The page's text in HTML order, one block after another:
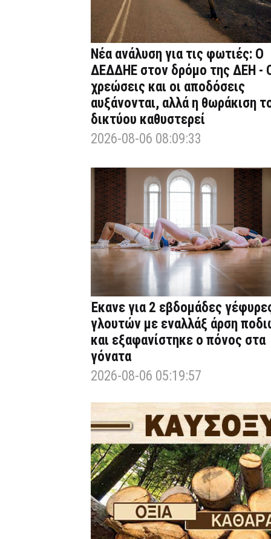
Νέα ανάλυση για τις φωτιές: Ο
ΔΕΔΔΗΕ στον δρόμο της ΔΕΗ -
χρεώσεις και οι αποδόσεις
αυξάνονται, αλλά η θωράκιση
δικτύου καθυστερεί
2026-08-06 08:09:33
Έκανε για 2 εβδομάδες
γλουτών με εναλλάξ άρση
και εξαφανίστηκε ο πόνος στα
γόνατα
2026-08-06 05:19:57